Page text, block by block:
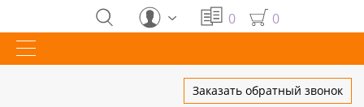
0 0
Заказать обратный звонок